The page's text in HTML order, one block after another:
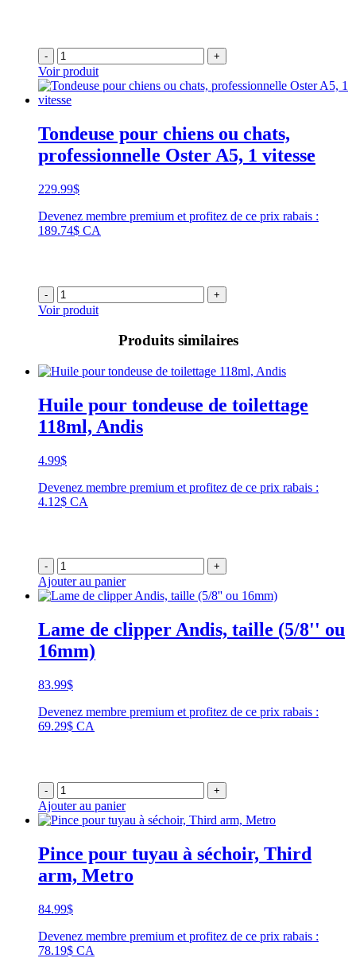
- +
Voir produit
Tondeuse pour chiens ou chats,
professionnelle Oster A5, 1 vitesse
229.99$
Devenez membre premium et profitez de ce prix rabais :
189.74$ CA
- +
Voir produit
Produits similaires
Huile pour tondeuse de toilettage
118ml, Andis
4.99$
Devenez membre premium et profitez de ce prix rabais :
4.12$ CA
- +
Ajouter au panier
Lame de clipper Andis, taille (5/8'' ou
16mm)
83.99$
Devenez membre premium et profitez de ce prix rabais :
69.29$ CA
- +
Ajouter au panier
Pince pour tuyau à séchoir, Third
arm, Metro
84.99$
Devenez membre premium et profitez de ce prix rabais :
78.19$ CA